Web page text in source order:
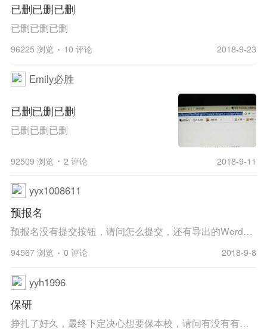
已删已删已删
已删已删已删
96225 浏览 10 评论 2018-9-23
Emily必胜
已删已删已删
已删已删已删
92509 浏览 2 评论 2018-9-11
yyx1008611
预报名
预报名没有提交按钮，请问怎么提交，还有导出的Word一大堆，该怎么用？
94567 浏览 0 评论 2018-9-8
yyh1996
保研
挣扎了好久，最终下定决心想要保本校，请问有没有有经验的学长学姐可以和我讲一讲9月预报名之前需要做哪些准备工作(机械专业的，想要保机械电子方向)